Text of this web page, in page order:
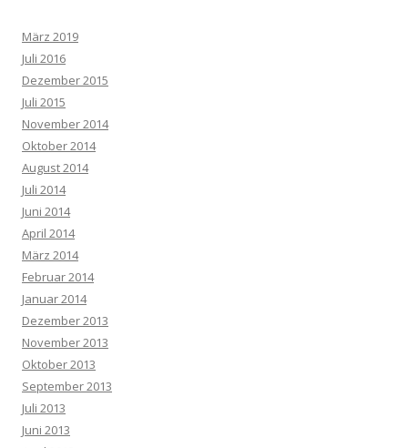
März 2019
Juli 2016
Dezember 2015
Juli 2015
November 2014
Oktober 2014
August 2014
Juli 2014
Juni 2014
April 2014
März 2014
Februar 2014
Januar 2014
Dezember 2013
November 2013
Oktober 2013
September 2013
Juli 2013
Juni 2013